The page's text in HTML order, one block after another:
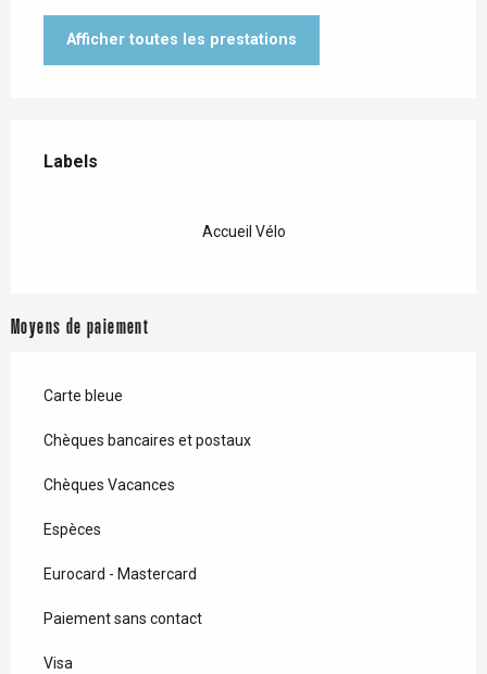
Afficher toutes les prestations
Labels
Labels
Accueil Vélo
Moyens de paiement
Carte bleue
Chèques bancaires et postaux
Chèques Vacances
Espèces
Eurocard - Mastercard
Paiement sans contact
Visa